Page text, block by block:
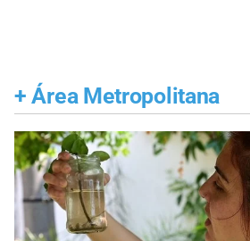
+ Área Metropolitana